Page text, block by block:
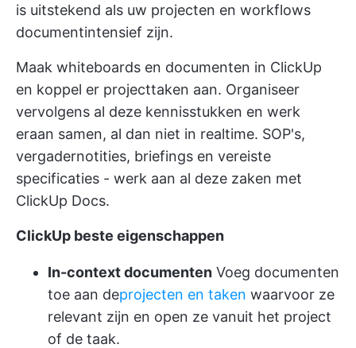
is uitstekend als uw projecten en workflows
documentintensief zijn.
Maak whiteboards en documenten in ClickUp
en koppel er projecttaken aan. Organiseer
vervolgens al deze kennisstukken en werk
eraan samen, al dan niet in realtime. SOP's,
vergadernotities, briefings en vereiste
specificaties - werk aan al deze zaken met
ClickUp Docs.
ClickUp beste eigenschappen
In-context documenten Voeg documenten
toe aan deprojecten en taken waarvoor ze
relevant zijn en open ze vanuit het project
of de taak.